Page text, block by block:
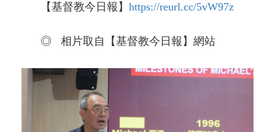
【基督教今日報】 https://reurl.cc/5vW97z
◎ 相片取自【基督教今日報】網站